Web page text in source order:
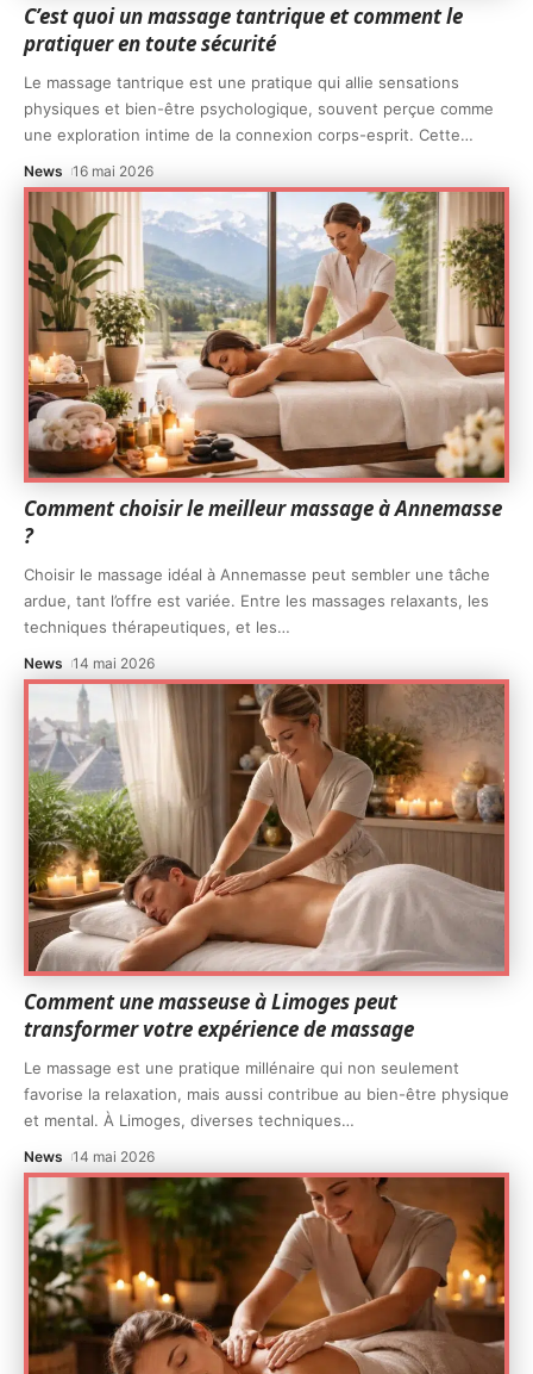
C’est quoi un massage tantrique et comment le
pratiquer en toute sécurité
Le massage tantrique est une pratique qui allie sensations
physiques et bien-être psychologique, souvent perçue comme
une exploration intime de la connexion corps-esprit. Cette…
News 16 mai 2026
Comment choisir le meilleur massage à Annemasse
?
Choisir le massage idéal à Annemasse peut sembler une tâche
ardue, tant l’offre est variée. Entre les massages relaxants, les
techniques thérapeutiques, et les…
News 14 mai 2026
Comment une masseuse à Limoges peut
transformer votre expérience de massage
Le massage est une pratique millénaire qui non seulement
favorise la relaxation, mais aussi contribue au bien-être physique
et mental. À Limoges, diverses techniques…
News 14 mai 2026